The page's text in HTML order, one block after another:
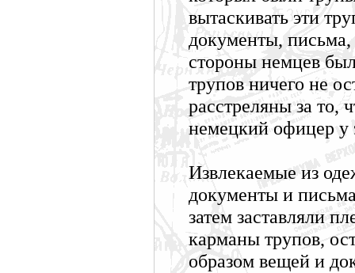
вытаскивать эти
документы,
стороны немцев
трупов ничего не
расстреляны за то,
немецкий офицер у
Извлекаемые из
документы и
затем заставляли
карманы трупов,
образом вещей и